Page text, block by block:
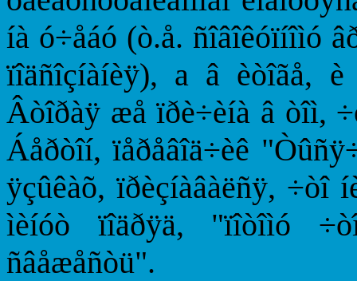
íà ó÷åáó (ò.å. ñîâîêóïíîìó
ïîäñîçíàíèÿ), a â èòîãå, è
Âòîðàÿ æå ïðè÷èíà â òîì,
Áåðòîí, ïåðåâîä÷èê
ÿçûêàõ, ïðèçíàâàëñÿ, ÷òî
ìèíóò ïîäðÿä, "ïîòîìó
ñâåæåñòü".